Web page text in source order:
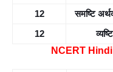
12 समष्टि
12
NCERT